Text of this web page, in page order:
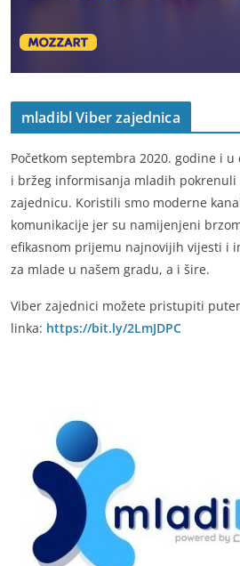
mladibl Viber zajednica
Početkom septembra 2020. godine i u
i bržeg informisanja mladih pokrenuli
zajednicu. Koristili smo moderne
komunikacije jer su namijenjeni
efikasnom prijemu najnovijih vijesti i
za mlade u našem gradu, a i šire.
Viber zajednici možete pristupiti
linka: https://bit.ly/2LmJDPC